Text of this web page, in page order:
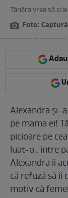
Tânăra vrea să
Foto:
Alexandra şi-
pe mama ei!
picioare pe
luat-o.. între
Alexandra îi
că refuză să îi
motiv că